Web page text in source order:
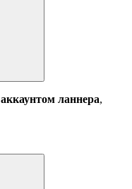
аккаунтом ланнера,